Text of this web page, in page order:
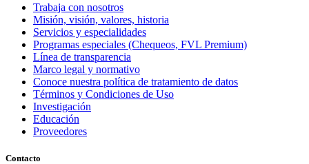
Trabaja con nosotros
Misión, visión, valores, historia
Servicios y especialidades
Programas especiales (Chequeos, FVL Premium)
Línea de transparencia
Marco legal y normativo
Conoce nuestra política de tratamiento de datos
Términos y Condiciones de Uso
Investigación
Educación
Proveedores
Contacto